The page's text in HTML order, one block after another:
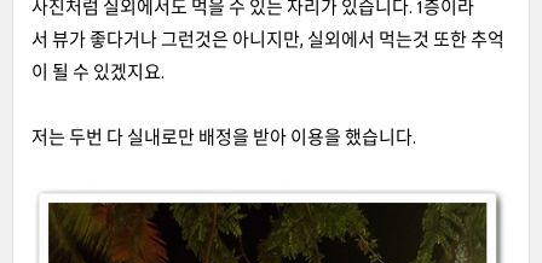
사진처럼 실외에서도 먹을 수 있는 자리가 있습니다. 1층이라
서 뷰가 좋다거나 그런것은 아니지만, 실외에서 먹는것 또한 추억
이 될 수 있겠지요.
저는 두번 다 실내로만 배정을 받아 이용을 했습니다.